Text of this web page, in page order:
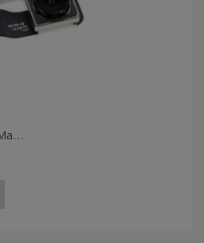
i
Phone 11 Pro / 11 Pro Max Câmara Traseira